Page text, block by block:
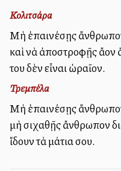
Κολιτσάρα
Μὴ ἐπαινέσῃς
καὶ νὰ ἀποστροφῇς
του δὲν εἶναι ὡραῖον.
Τρεμπέλα
Μὴ ἐπαινέσῃς
μὴ σιχαθῇς ἄνθρωπον
ἴδουν τὰ μάτια σου.